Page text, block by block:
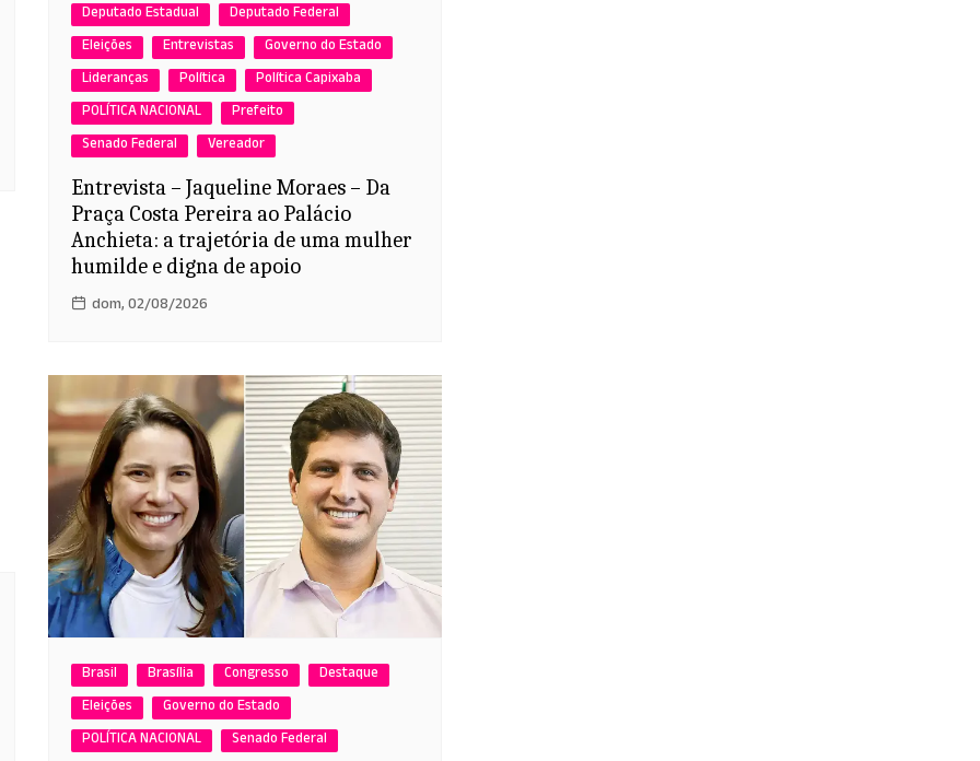
Deputado Estadual
Deputado Federal
Eleições
Entrevistas
Governo do Estado
Lideranças
Política
Política Capixaba
POLÍTICA NACIONAL
Prefeito
Senado Federal
Vereador
Entrevista – Jaqueline Moraes – Da
Praça Costa Pereira ao Palácio
Anchieta: a trajetória de uma mulher
humilde e digna de apoio
dom, 02/08/2026
Brasil Brasília Congresso
Destaque
Eleições
Governo do Estado
POLÍTICA NACIONAL
Senado Federal